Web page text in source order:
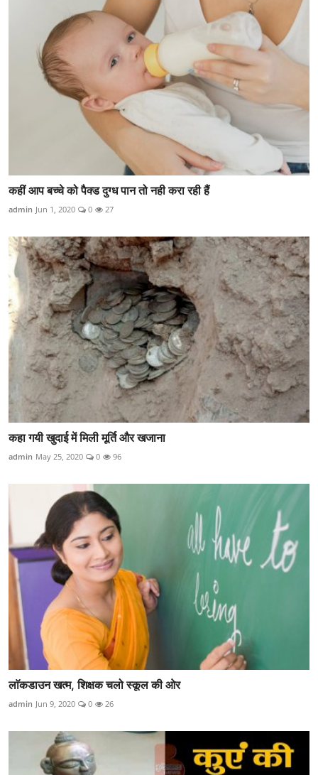
कहीं आप बच्चे को पैक्ड दुग्ध पान तो नही करा रही हैं
admin Jun 1, 2020 0 27
कहा गयी खुदाई में मिली मूर्ति और खजाना
admin May 25, 2020 0 96
लाॅकडाउन खत्म, शिक्षक चलो स्कूल की ओर
admin Jun 9, 2020 0 26